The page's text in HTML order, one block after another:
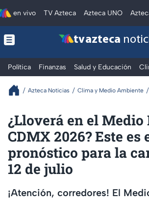
en vivo TV Azteca Azteca UNO
tv azteca
Política Finanzas Salud y Educación
Azteca Noticias Clima y Medio Ambiente
¿Lloverá en el
CDMX 2026? Este es
pronóstico para la
12 de julio
¡Atención, corredores! El